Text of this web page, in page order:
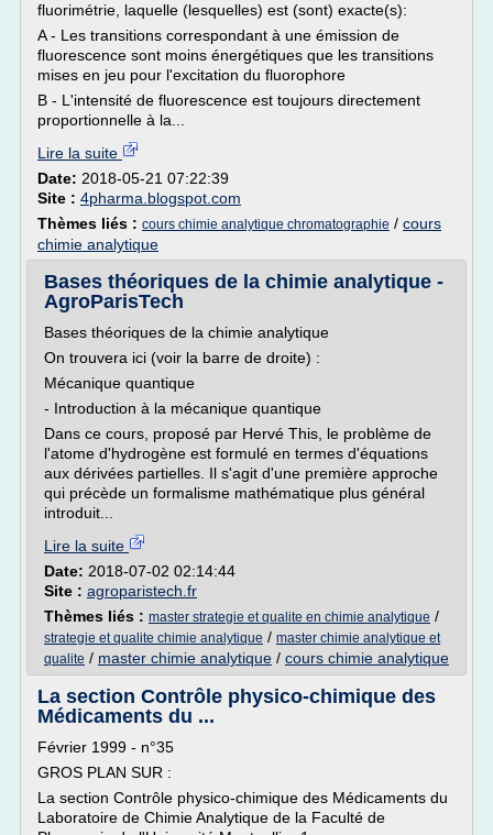
fluorimétrie, laquelle (lesquelles) est (sont) exacte(s):
A - Les transitions correspondant à une émission de
fluorescence sont moins énergétiques que les transitions
mises en jeu pour l'excitation du fluorophore
B - L'intensité de fluorescence est toujours directement
proportionnelle à la...
Lire la suite
Date: 2018-05-21 07:22:39
Site : 4pharma.blogspot.com
Thèmes liés : cours chimie analytique chromatographie / cours
chimie analytique
Bases théoriques de la chimie analytique -
AgroParisTech
Bases théoriques de la chimie analytique
On trouvera ici (voir la barre de droite) :
Mécanique quantique
- Introduction à la mécanique quantique
Dans ce cours, proposé par Hervé This, le problème de
l'atome d'hydrogène est formulé en termes d'équations
aux dérivées partielles. Il s'agit d'une première approche
qui précède un formalisme mathématique plus général
introduit...
Lire la suite
Date: 2018-07-02 02:14:44
Site : agroparistech.fr
Thèmes liés : master strategie et qualite en chimie analytique /
strategie et qualite chimie analytique / master chimie analytique et
qualite / master chimie analytique / cours chimie analytique
La section Contrôle physico-chimique des
Médicaments du ...
Février 1999 - n°35
GROS PLAN SUR :
La section Contrôle physico-chimique des Médicaments du
Laboratoire de Chimie Analytique de la Faculté de